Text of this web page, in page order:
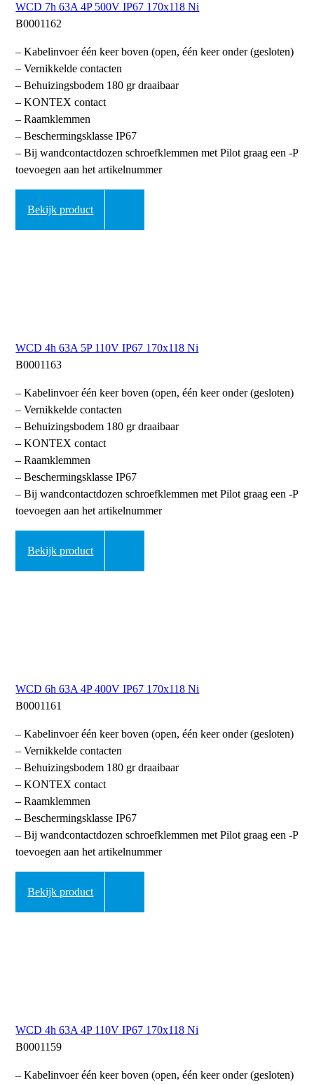
WCD 7h 63A 4P 500V IP67 170x118 Ni
B0001162
– Kabelinvoer één keer boven (open, één keer onder (gesloten)
– Vernikkelde contacten
– Behuizingsbodem 180 gr draaibaar
– KONTEX contact
– Raamklemmen
– Beschermingsklasse IP67
– Bij wandcontactdozen schroefklemmen met Pilot graag een -P
toevoegen aan het artikelnummer
Bekijk product
WCD 4h 63A 5P 110V IP67 170x118 Ni
B0001163
– Kabelinvoer één keer boven (open, één keer onder (gesloten)
– Vernikkelde contacten
– Behuizingsbodem 180 gr draaibaar
– KONTEX contact
– Raamklemmen
– Beschermingsklasse IP67
– Bij wandcontactdozen schroefklemmen met Pilot graag een -P
toevoegen aan het artikelnummer
Bekijk product
WCD 6h 63A 4P 400V IP67 170x118 Ni
B0001161
– Kabelinvoer één keer boven (open, één keer onder (gesloten)
– Vernikkelde contacten
– Behuizingsbodem 180 gr draaibaar
– KONTEX contact
– Raamklemmen
– Beschermingsklasse IP67
– Bij wandcontactdozen schroefklemmen met Pilot graag een -P
toevoegen aan het artikelnummer
Bekijk product
WCD 4h 63A 4P 110V IP67 170x118 Ni
B0001159
– Kabelinvoer één keer boven (open, één keer onder (gesloten)